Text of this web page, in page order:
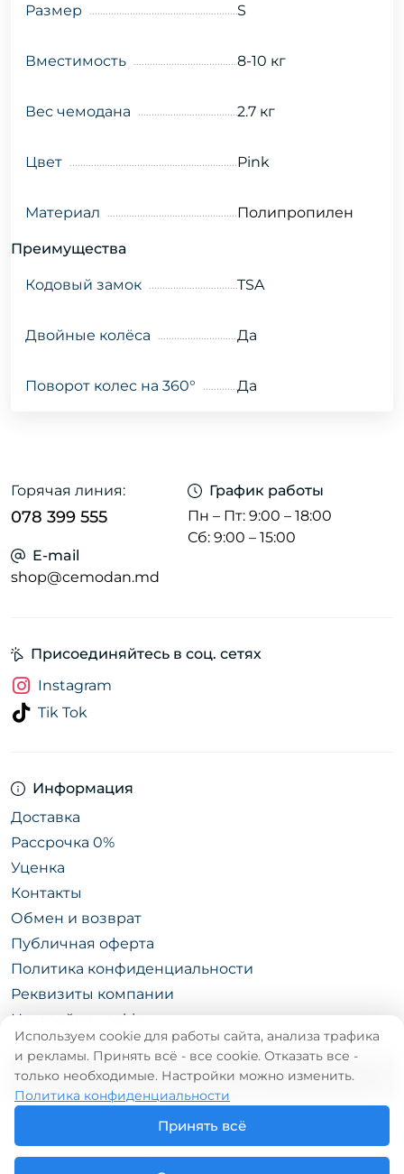
Размер S
Вместимость 8-10 кг
Вес чемодана 2.7 кг
Цвет Pink
Материал Полипропилен
Преимущества
Кодовый замок TSA
Двойные колёса Да
Поворот колес на 360° Да
Горячая линия:
078 399 555
График работы
Пн – Пт: 9:00 – 18:00
Сб: 9:00 – 15:00
E-mail
shop@cemodan.md
Информация
Доставка
Рассрочка 0%
Уценка
Контакты
Обмен и возврат
Публичная оферта
Политика конфиденциальности
Реквизиты компании
Настройки cookie
КАТАЛОГ
Присоединяйтесь в соц. сетях
Instagram
Tik Tok
Используем cookie для работы сайта, анализа трафика
и рекламы. Принять всё - все cookie. Отказать все -
только необходимые. Настройки можно изменить.
Политика конфиденциальности
Принять всё